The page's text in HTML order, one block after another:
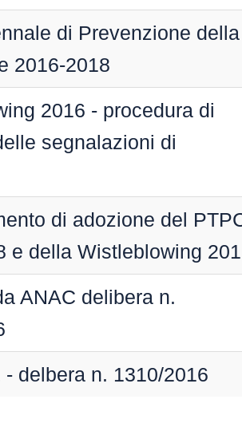
di Prevenzione della
2016-2018
2016 - procedura di
segnalazioni di
di adozione del
e della Wistleblowing
ANAC delibera n.
delbera n. 1310/2016